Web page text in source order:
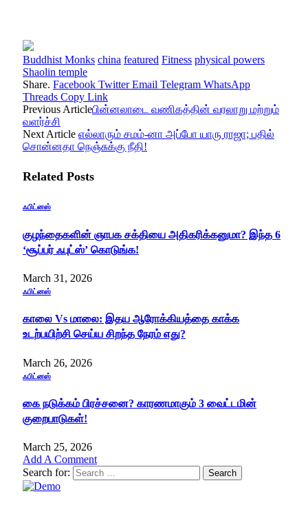
Buddhist Monks china featured Fitness physical powers
Shaolin temple
Share. Facebook Twitter Email Telegram WhatsApp
Threads Copy Link
Previous Articleபின்னலாடை வணிகத்தின் வரலாறு மற்றும்
வளர்ச்சி
Next Article எல்லாரும் சமம்-னா அப்போ யாரு ராஜா; பதில்
சொன்னதா நெஞ்சுக்கு நீதி!
Related Posts
ஃபிட்னஸ்
குழந்தைகளின் ஞாபக சக்தியை அதிகரிக்கனுமா? இந்த 6
‘சூப்பர் ஃபுட்ஸ்’ கொடுங்க!
March 31, 2026
ஃபிட்னஸ்
காலை Vs மாலை: இதய ஆரோக்கியத்தை காக்க
உடற்பயிற்சி செய்ய சிறந்த நேரம் எது?
March 26, 2026
ஃபிட்னஸ்
கை நடுக்கம் பிரச்சனை? காரணமாகும் 3 வைட்டமின்
குறைபாடுகள்!
March 25, 2026
Add A Comment
Search for: